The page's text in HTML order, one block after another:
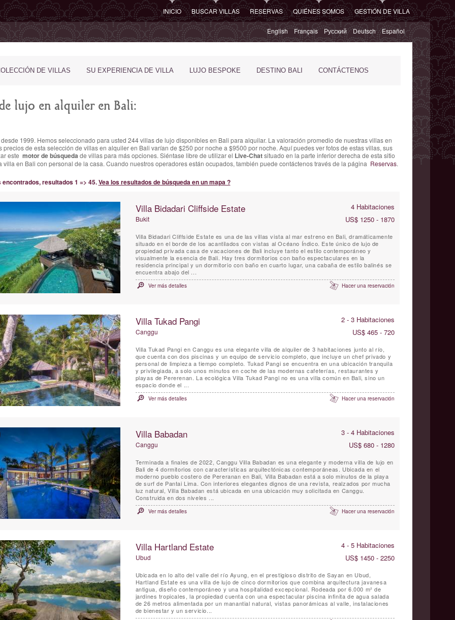
INICIO BUSCAR VILLAS RESERVAS QUIÉNES SOMOS GESTIÓN DE VILLA
English Français Русский Deutsch Español
DE VILLAS SU EXPERIENCIA DE VILLA LUJO BESPOKE DESTINO BALI CONTÁCTENOS
lujo en alquiler en Bali:
1999. Hemos seleccionado para usted 244 villas de lujo disponibles en Bali para alquilar. La valoración promedio de nuestras villas en
precios de esta selección de villas en alquiler en Bali varían de $250 por noche a $9500 por noche. Aquí puedes ver fotos de estas villas, sus
este motor de búsqueda de villas para más opciones. Siéntase libre de utilizar el Live-Chatsituado en la parte inferior derecha de esta sitio
en Bali con personal de la casa. Cuando nuestros operadores están ocupados, también puede contáctenos través de la página Reservas.
encontrados, resultados 1 => 45.Vea los resultados de búsqueda en un mapa ?
Villa Bidadari Cliffside Estate 4 Habitaciones
Bukit US$ 1250 - 1870
Villa Bidadari Cliffside Estate es una de las villas vista al mar estreno en Bali, dramáticamente
situado en el borde de los acantilados con vistas al Océano Índico. Este único de lujo de
propiedad privada casa de vacaciones de Bali incluye tanto el estilo contemporáneo y
visualmente la esencia de Bali. Hay tres dormitorios con baño espectaculares en la
residencia principal y un dormitorio con baño en cuarto lugar, una cabaña de estilo balinés se
encuentra abajo del ...
Ver más detalles Hacer una reservación
Villa Tukad Pangi 2 - 3 Habitaciones
Canggu US$ 465 - 720
Villa Tukad Pangi en Canggu es una elegante villa de alquiler de 3 habitaciones junto al río,
que cuenta con dos piscinas y un equipo de servicio completo, que incluye un chef privado y
personal de limpieza a tiempo completo. Tukad Pangi se encuentra en una ubicación tranquila
y privilegiada, a solo unos minutos en coche de las modernas cafeterías, restaurantes y
playas de Pererenan. La ecológica Villa Tukad Pangi no es una villa común en Bali, sino un
espacio donde el ...
Ver más detalles Hacer una reservación
Villa Babadan 3 - 4 Habitaciones
Canggu US$ 680 - 1280
Terminada a finales de 2022, Canggu Villa Babadan es una elegante y moderna villa de lujo en
Bali de 4 dormitorios con características arquitectónicas contemporáneas. Ubicada en el
moderno pueblo costero de Pereranan en Bali, Villa Babadan está a solo minutos de la playa
de surf de Pantai Lima. Con interiores elegantes dignos de una revista, realzados por mucha
luz natural, Villa Babadan está ubicada en una ubicación muy solicitada en Canggu.
Construida en dos niveles ...
Ver más detalles Hacer una reservación
Villa Hartland Estate 4 - 5 Habitaciones
Ubud US$ 1450 - 2250
Ubicada en lo alto del valle del río Ayung, en el prestigioso distrito de Sayan en Ubud,
Hartland Estate es una villa de lujo de cinco dormitorios que combina arquitectura javanesa
antigua, diseño contemporáneo y una hospitalidad excepcional. Rodeada por 6.000 m² de
jardines tropicales, la propiedad cuenta con una espectacular piscina infinita de agua salada
de 26 metros alimentada por un manantial natural, vistas panorámicas al valle, instalaciones
de bienestar y un servicio...